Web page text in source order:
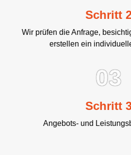
Schritt
Wir prüfen die Anfrage,
erstellen ein
03
Schritt
Angebots- und